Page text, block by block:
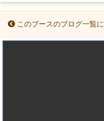
このブースのブログ一覧